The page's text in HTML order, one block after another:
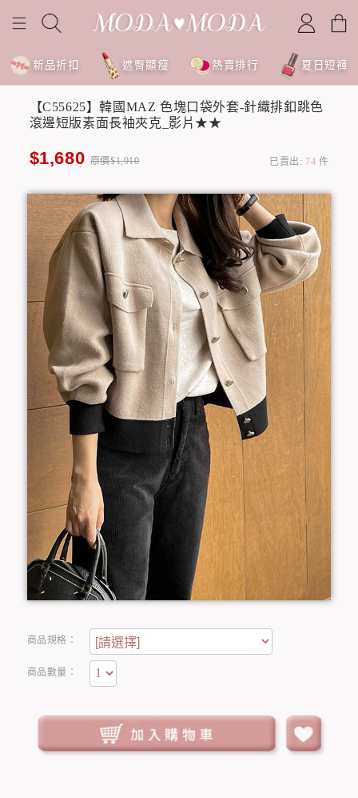
新品折扣 遮臀顯瘦 熱賣排行 夏日短褲
【C55625】韓國MAZ 色塊口袋外套-針織排釦跳色
滾邊短版素面長袖夾克_影片★★
$1,680 原價$1,910 已賣出: 74 件
商品規格：
商品數量：